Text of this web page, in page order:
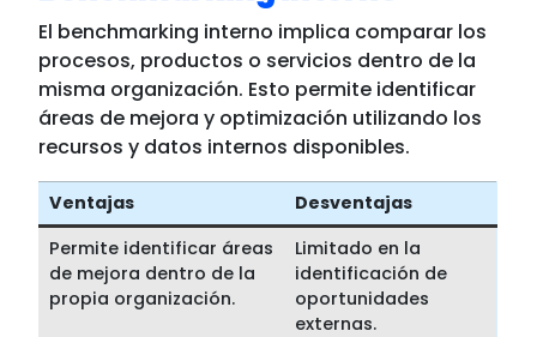
El benchmarking interno implica comparar los
procesos, productos o servicios dentro de la
misma organización. Esto permite identificar
áreas de mejora y optimización utilizando los
recursos y datos internos disponibles.
Ventajas
Desventajas
Permite identificar áreas
de mejora dentro de la
propia organización.
Limitado en la
identificación de
oportunidades
externas.